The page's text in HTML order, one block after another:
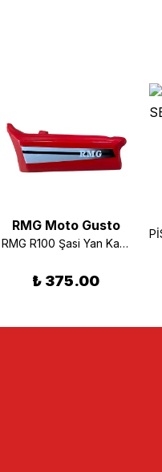
RMG Moto Gusto
RMG R100 Şasi Yan Kapak Sol Kırmızı
₺ 375.00